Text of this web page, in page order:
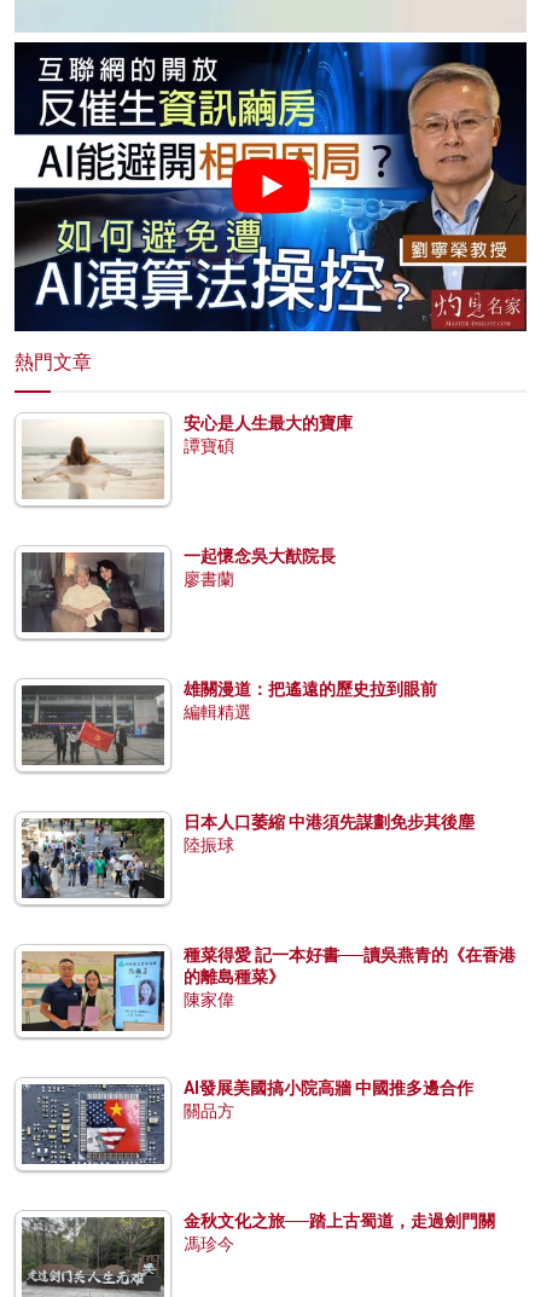
熱門文章
安心是人生最大的寶庫
譚寶碩
一起懷念吳大猷院長
廖書蘭
雄關漫道：把遙遠的歷史拉到眼前
編輯精選
日本人口萎縮 中港須先謀劃免步其後塵
陸振球
種菜得愛 記一本好書──讀吳燕青的《在香港
的離島種菜》
陳家偉
AI發展美國搞小院高牆 中國推多邊合作
關品方
金秋文化之旅──踏上古蜀道，走過劍門關
馮珍今